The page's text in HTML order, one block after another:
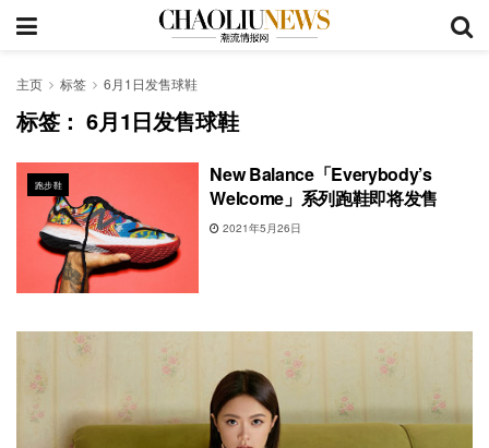
主页 标签 6月1日发售球鞋
标签：6月1日发售球鞋
跑步鞋
New Balance「Everybody’s
Welcome」系列跑鞋即将发售
2021年5月26日